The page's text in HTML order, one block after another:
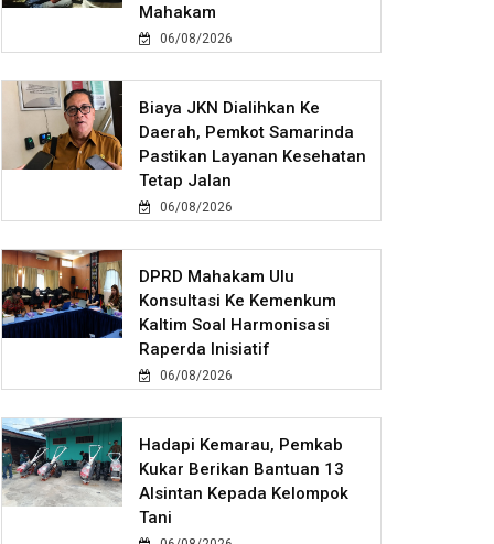
Mahakam
06/08/2026
Biaya JKN Dialihkan Ke
Daerah, Pemkot Samarinda
Pastikan Layanan Kesehatan
Tetap Jalan
06/08/2026
DPRD Mahakam Ulu
Konsultasi Ke Kemenkum
Kaltim Soal Harmonisasi
Raperda Inisiatif
06/08/2026
Hadapi Kemarau, Pemkab
Kukar Berikan Bantuan 13
Alsintan Kepada Kelompok
Tani